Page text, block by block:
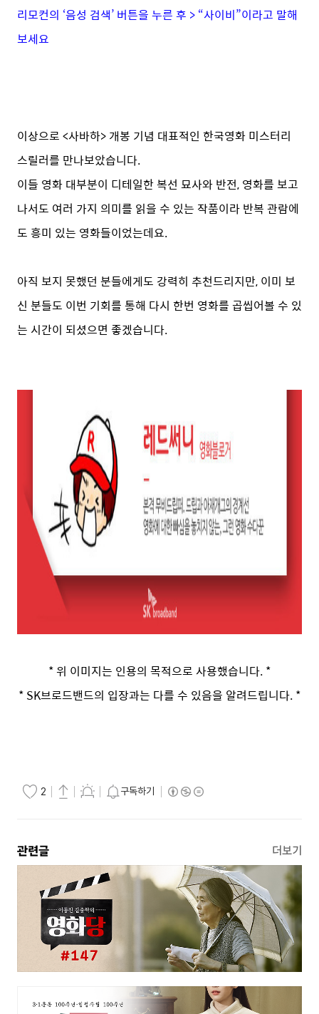
리모컨의 ‘음성 검색’ 버튼을 누른 후 > “사이비”이라고 말해
보세요
이상으로 <사바하> 개봉 기념 대표적인 한국영화 미스터리
스릴러를 만나보았습니다.
이들 영화 대부분이 디테일한 복선 묘사와 반전, 영화를 보고
나서도 여러 가지 의미를 읽을 수 있는 작품이라 반복 관람에
도 흥미 있는 영화들이었는데요.
아직 보지 못했던 분들에게도 강력히 추천드리지만, 이미 보
신 분들도 이번 기회를 통해 다시 한번 영화를 곱씹어볼 수 있
는 시간이 되셨으면 좋겠습니다.
* 위 이미지는 인용의 목적으로 사용했습니다. *
* SK브로드밴드의 입장과는 다를 수 있음을 알려드립니다. *
2 구독하기
관련글 더보기